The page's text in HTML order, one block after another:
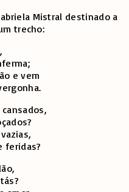
Mistral destinado a
trecho:
e vem
feridas?